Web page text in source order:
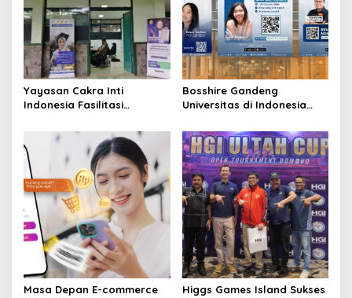
Yayasan Cakra Inti
Indonesia Fasilitasi
TNI AD bagi Siswa Bintara
Kesehatan TNI AD
Bosshire Gandeng
Universitas di Indonesia
dan Peluang Karier
Masa Depan E-commerce
Higgs Games Island Sukses